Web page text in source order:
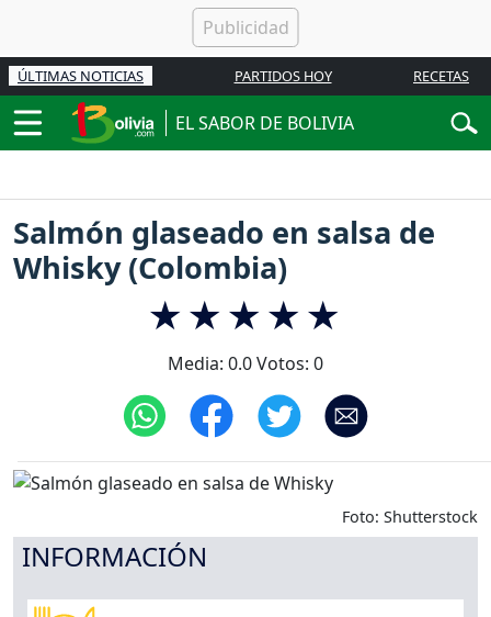
ÚLTIMAS NOTICIAS PARTIDOS HOY RECETAS
EL SABOR DE BOLIVIA
Salmón glaseado en salsa de
Whisky (Colombia)
Media: 0.0Votos: 0
Foto: Shutterstock
INFORMACIÓN